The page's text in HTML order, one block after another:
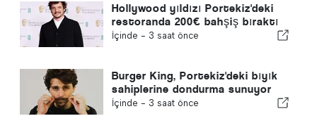
Hollywood yıldızı Portekiz'deki
restoranda 200€ bahşiş bıraktı
İçinde - 3 saat önce
Burger King, Portekiz'deki bıyık
sahiplerine dondurma sunuyor
İçinde - 3 saat önce